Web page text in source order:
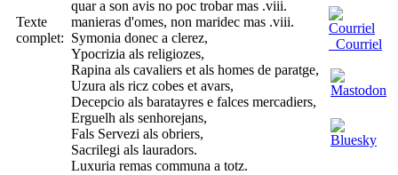
Texte
complet:
quar a son avis no poc trobar mas .viii.
manieras d'omes, non maridec mas .viii.
Symonia donec a clerez,
Ypocrizia als religiozes,
Rapina als cavaliers et als homes de paratge,
Uzura als ricz cobes et avars,
Decepcio als baratayres e falces mercadiers,
Erguelh als senhorejans,
Fals Servezi als obriers,
Sacrilegi als lauradors.
Luxuria remas communa a totz.
Courriel